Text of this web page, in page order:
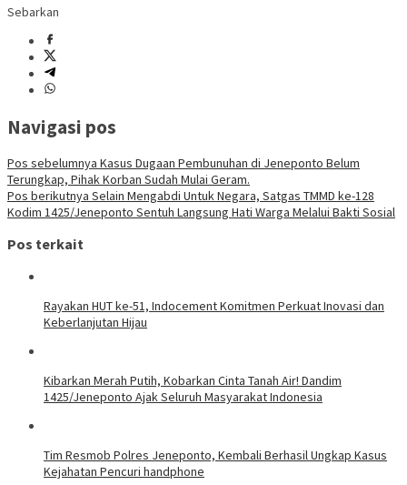
Sebarkan
Navigasi pos
Pos sebelumnya Kasus Dugaan Pembunuhan di Jeneponto Belum
Terungkap, Pihak Korban Sudah Mulai Geram.
Pos berikutnya Selain Mengabdi Untuk Negara, Satgas TMMD ke-128
Kodim 1425/Jeneponto Sentuh Langsung Hati Warga Melalui Bakti Sosial
Pos terkait
Rayakan HUT ke-51, Indocement Komitmen Perkuat Inovasi dan
Keberlanjutan Hijau
Kibarkan Merah Putih, Kobarkan Cinta Tanah Air! Dandim
1425/Jeneponto Ajak Seluruh Masyarakat Indonesia
Tim Resmob Polres Jeneponto, Kembali Berhasil Ungkap Kasus
Kejahatan Pencuri handphone